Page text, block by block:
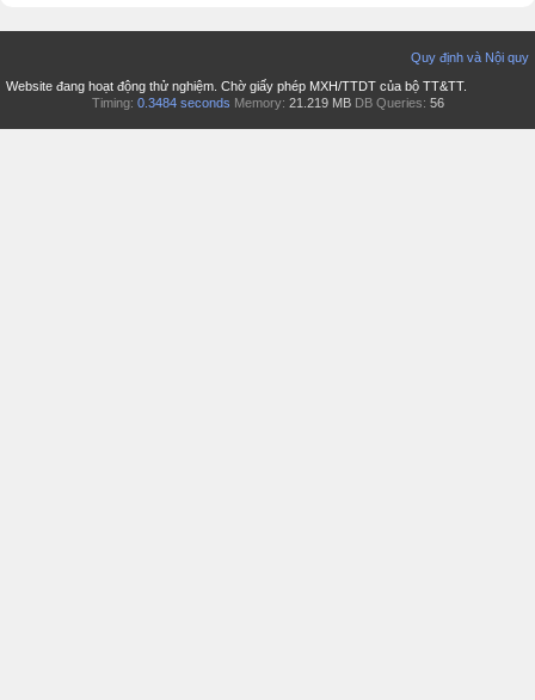
Quy định và Nội quy
Website đang hoạt động thử nghiệm. Chờ giấy phép MXH/TTDT của bộ TT&TT.
Timing: 0.3484 seconds Memory: 21.219 MB DB Queries: 56